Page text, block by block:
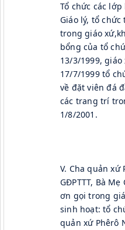
Tổ chức các
Giáo lý, tổ
trong giáo
bổng của tổ
13/3/1999,
17/7/1999 tổ
về đặt viên đá
các trang trí
1/8/2001.
V. Cha quản
GĐPTTT, Bà
ơn gọi trong
sinh hoạt: tổ
quản xứ Phêrô